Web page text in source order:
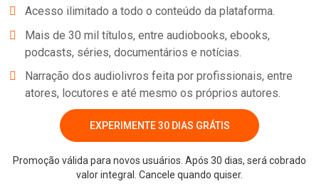
Acesso ilimitado a todo o conteúdo da plataforma.
Mais de 30 mil títulos, entre audiobooks, ebooks,
podcasts, séries, documentários e notícias.
Narração dos audiolivros feita por profissionais, entre
atores, locutores e até mesmo os próprios autores.
EXPERIMENTE 30 DIAS GRÁTIS
Promoção válida para novos usuários. Após 30 dias, será cobrado
valor integral. Cancele quando quiser.